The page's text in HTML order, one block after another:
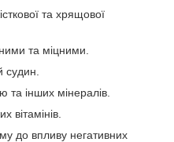
та хрящової
та міцними.
судин.
та інших мінералів.
вітамінів.
до впливу негативних